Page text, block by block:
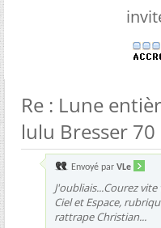
Re : Lune
lulu Bresser
Envoyé par VLe
J'oubliais...Courez
Ciel et Espace,
rattrape Christian...